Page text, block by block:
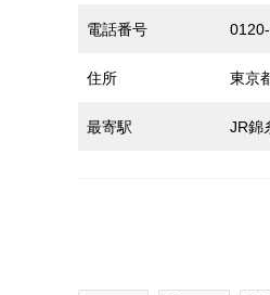
電話番号
住所 東京
最寄駅 JR錦